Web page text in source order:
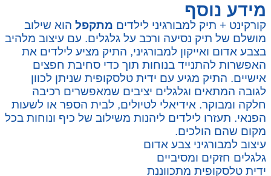
מידע נוסף
קורקינט + תיק למבורגיני לילדים מתקפל הוא שילוב
מושלם של תיק נסיעה ורכב על גלגלים. עם עיצוב מלהיב
בצבע אדום ואייקון למבורגיני, התיק מציע לילדים את
האפשרות להתנייד בנוחות תוך כדי סחיבת חפצים
אישיים. התיק מגיע עם ידית טלסקופית שניתן לכוון
לגובה המתאים וגלגלים יציבים שמאפשרים רכיבה
חלקה ומבוקר. אידיאלי לטיולים, לבית הספר או לשעות
הפנאי. תעזרו לילדים ליהנות משילוב של כיף ונוחות בכל
מקום שהם הולכים.
עיצוב למבורגיני צבע אדום
גלגלים חזקים ומסיביים
ידית טלסקופית מתכווננת